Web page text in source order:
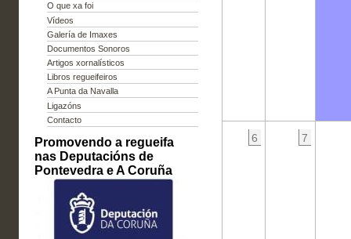
O que xa foi
Vídeos
Galería de Imaxes
Documentos Sonoros
Artigos xornalísticos
Libros regueifeiros
A Punta da Navalla
Ligazóns
Contacto
Promovendo a regueifa
nas Deputacións de
Pontevedra e A Coruña
6 7